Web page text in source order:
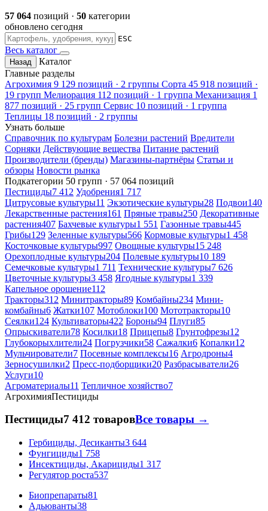
57 064 позиций · 50 категории
обновлено сегодня
ESC
Весь каталог
Назад
Каталог
Главные разделы
Агрохимия 9 129 позиций · 2 группы Сорта 45 918 позиций ·
19 групп Мелиорация 112 позиций · 1 группа Механизация 1
877 позиций · 25 групп Сервис 10 позиций · 1 группа
Теплицы 18 позиций · 2 группы
Узнать больше
Справочник по культурам Болезни растений Вредители
Сорняки Действующие вещества Питание растений
Производители (бренды) Магазины-партнёры Статьи и
обзоры Новости рынка
Подкатегории 50 групп · 57 064 позиций
Пестициды7 412 Удобрения1 717
Цитрусовые культуры11 Экзотические культуры28 Подвои140
Лекарственные растения161 Пряные травы250 Декоративные
растения407 Бахчевые культуры1 551 Газонные травы445
Грибы129 Зеленные культуры566 Кормовые культуры1 458
Косточковые культуры997 Овощные культуры15 248
Орехоплодные культуры204 Полевые культуры10 189
Семечковые культуры1 711 Технические культуры7 626
Цветочные культуры3 458 Ягодные культуры1 339
Капельное орошение112
Тракторы312 Минитракторы89 Комбайны234 Мини-
комбайны6 Жатки107 Мотоблоки100 Мототракторы10
Сеялки124 Культиваторы422 Бороны94 Плуги85
Опрыскиватели78 Косилки18 Прицепы8 Грунтофрезы12
Глубокорыхлители24 Погрузчики58 Сажалки6 Копалки12
Мульчирователи7 Посевные комплексы16 Агродроны4
Зерносушилки2 Пресс-подборщики20 Разбрасыватели26
Услуги10
Агроматериалы11 Тепличное хозяйство7
АгрохимияПестициды
Пестициды7 412 товаровВсе товары →
Гербициды, Десиканты3 644
Фунгициды1 758
Инсектициды, Акарициды1 317
Регулятор роста537
Биопрепараты81
Адьюванты38